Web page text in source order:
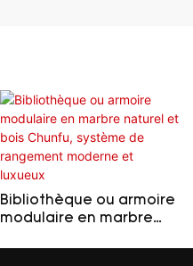
Bibliothèque ou armoire
modulaire en marbre